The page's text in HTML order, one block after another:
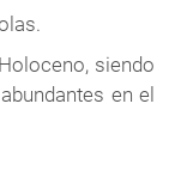
siendo
en el